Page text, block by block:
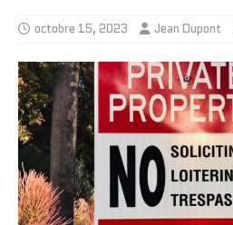
octobre 15, 2023 Jean Dupont